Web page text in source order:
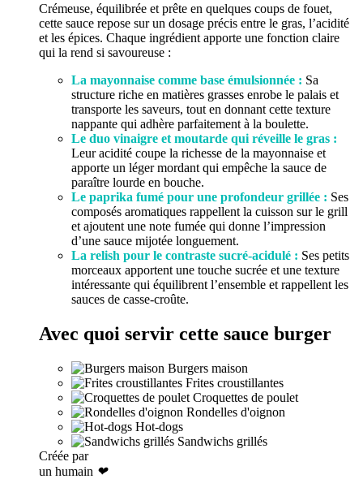
Crémeuse, équilibrée et prête en quelques coups de fouet,
cette sauce repose sur un dosage précis entre le gras, l’acidité
et les épices. Chaque ingrédient apporte une fonction claire
qui la rend si savoureuse :
La mayonnaise comme base émulsionnée : Sa
structure riche en matières grasses enrobe le palais et
transporte les saveurs, tout en donnant cette texture
nappante qui adhère parfaitement à la boulette.
Le duo vinaigre et moutarde qui réveille le gras :
Leur acidité coupe la richesse de la mayonnaise et
apporte un léger mordant qui empêche la sauce de
paraître lourde en bouche.
Le paprika fumé pour une profondeur grillée : Ses
composés aromatiques rappellent la cuisson sur le grill
et ajoutent une note fumée qui donne l’impression
d’une sauce mijotée longuement.
La relish pour le contraste sucré-acidulé : Ses petits
morceaux apportent une touche sucrée et une texture
intéressante qui équilibrent l’ensemble et rappellent les
sauces de casse-croûte.
Avec quoi servir cette sauce burger
Burgers maison
Frites croustillantes
Croquettes de poulet
Rondelles d'oignon
Hot-dogs
Sandwichs grillés
Créée par
un humain ❤